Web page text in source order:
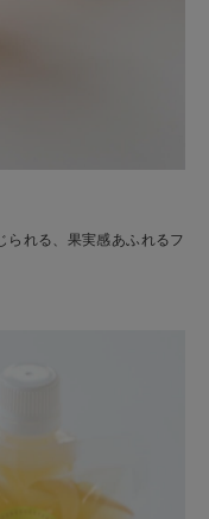
られる、果実感あふれるフ